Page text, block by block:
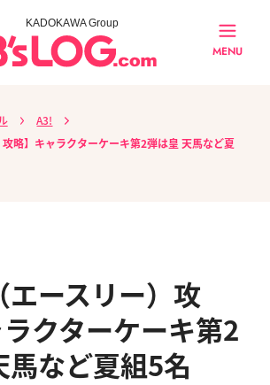
KADOKAWA Group
MENU
A3!
攻略】キャラクターケーキ第2弾は皇 天馬など夏
エースリー）攻
クターケーキ第2
馬など夏組5名